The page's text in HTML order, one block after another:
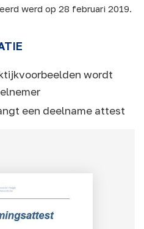
werd op 28 februari 2019.
wordt
een deelname attest